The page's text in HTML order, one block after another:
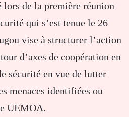
lors de la première réunion
qui s’est tenue le 26
vise à structurer l’action
d’axes de coopération en
sécurité en vue de lutter
menaces identifiées ou
UEMOA.